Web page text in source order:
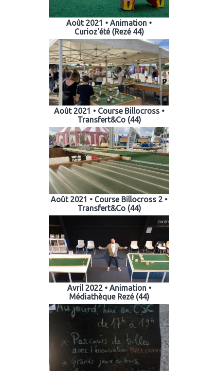
Août 2021 • Animation •
Curioz'été (Rezé 44)
Août 2021 • Course Billocross •
Transfert&Co (44)
Août 2021 • Course Billocross 2 •
Transfert&Co (44)
Avril 2022 • Animation •
Médiathèque Rezé (44)